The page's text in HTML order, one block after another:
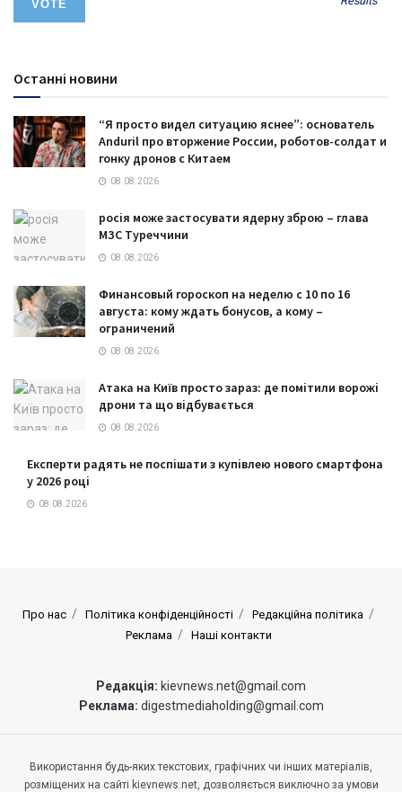
Останні новини
“Я просто видел ситуацию яснее”: основатель
Anduril про вторжение России, роботов-солдат и
гонку дронов с Китаем
08.08.2026
росія може застосувати ядерну зброю – глава
МЗС Туреччини
08.08.2026
Финансовый гороскоп на неделю с 10 по 16
августа: кому ждать бонусов, а кому –
ограничений
08.08.2026
Атака на Київ просто зараз: де помітили ворожі
дрони та що відбувається
08.08.2026
Експерти радять не поспішати з купівлею нового смартфона
у 2026 році
08.08.2026
Про нас Політика конфіденційності
Редакційна політика
Реклама
Наші контакти
Редакція: kievnews.net@gmail.com
Реклама: digestmediaholding@gmail.com
Використання будь-яких текстових, графічних чи інших матеріалів,
розміщених на сайті kievnews.net, дозволяється виключно за умови